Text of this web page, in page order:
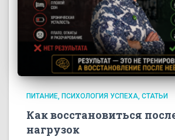
ПИТАНИЕ ПСИХОЛОГИЯ УСПЕХА СТАТЬИ
Как восстановиться
нагрузок